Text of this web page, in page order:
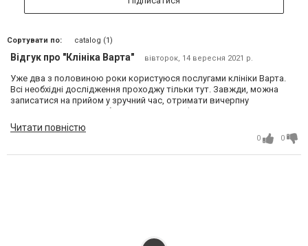
Сортувати по: catalog (1)
Відгук про "Клініка Варта" вівторок, 14 вересня 2021 р.
Уже два з половиною роки користуюся послугами клініки Варта.
Всі необхідні дослідження проходжу тільки тут. Завжди, можна
записатися на прийом у зручний час, отримати вичерпну
консультацію, якісне обстеження і розшифровку дослідження.
Можу сміливо рекомендувати!
Читати повністю
0 0